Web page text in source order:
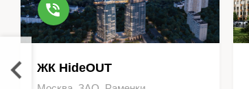
ЖК HideOUT